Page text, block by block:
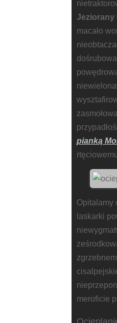
Jeziorany
macało
pianką
Opitalamy
laskarki
meroficie